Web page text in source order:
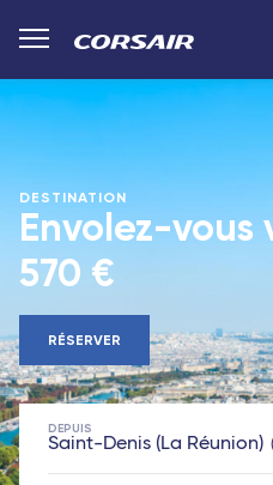
DESTINATION
Envolez-vous
570 €
RÉSERVER
DEPUIS
Saint-Denis (La Réunion)